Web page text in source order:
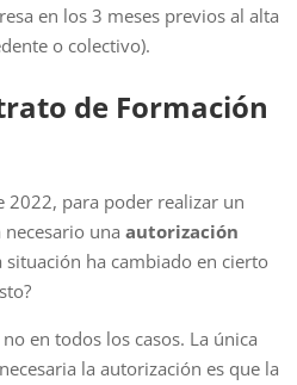
en los 3 meses previos al alta
o colectivo).
de Formación
2022, para poder realizar un
una autorización
situación ha cambiado en cierto
en todos los casos. La única
la autorización es que la